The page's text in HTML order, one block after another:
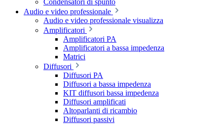
Condensatori di spunto
Audio e video professionale
Audio e video professionale visualizza
Amplificatori
Amplificatori PA
Amplificatori a bassa impedenza
Matrici
Diffusori
Diffusori PA
Diffusori a bassa impedenza
KIT diffusori bassa impedenza
Diffusori amplificati
Altoparlanti di ricambio
Diffusori passivi